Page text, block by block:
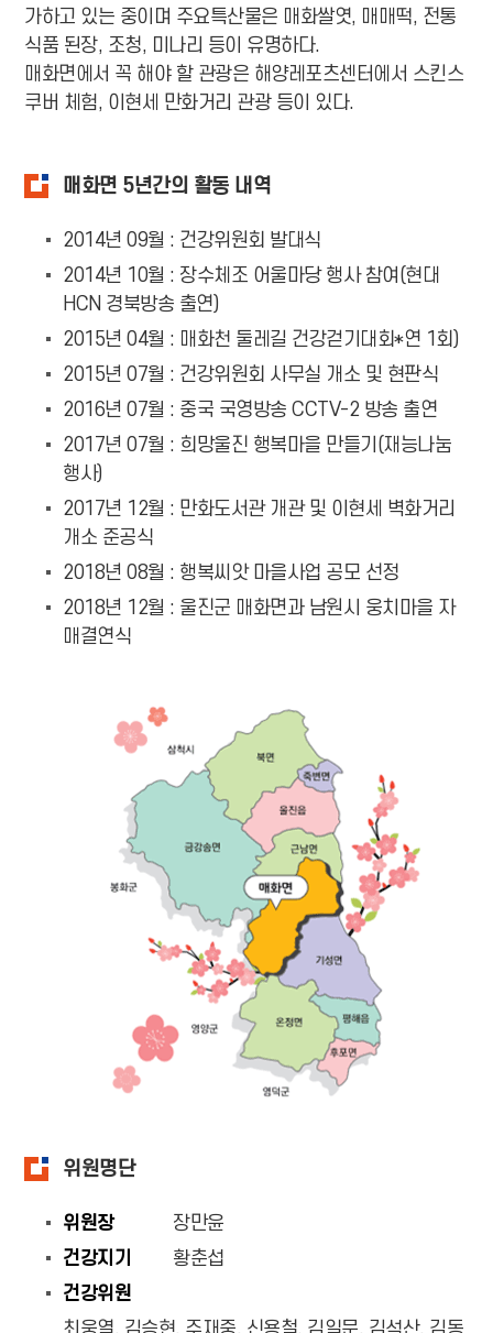
가하고 있는 중이며 주요특산물은 매화쌀엿, 매매떡, 전통
식품 된장, 조청, 미나리 등이 유명하다.
매화면에서 꼭 해야 할 관광은 해양레포츠센터에서 스킨스
쿠버 체험, 이현세 만화거리 관광 등이 있다.
매화면 5년간의 활동 내역
2014년 09월 : 건강위원회 발대식
2014년 10월 : 장수체조 어울마당 행사 참여(현대
HCN 경북방송 출연)
2015년 04월 : 매화천 둘레길 건강걷기대회*연 1회)
2015년 07월 : 건강위원회 사무실 개소 및 현판식
2016년 07월 : 중국 국영방송 CCTV-2 방송 출연
2017년 07월 : 희망울진 행복마을 만들기(재능나눔
행사)
2017년 12월 : 만화도서관 개관 및 이현세 벽화거리
개소 준공식
2018년 08월 : 행복씨앗 마을사업 공모 선정
2018년 12월 : 울진군 매화면과 남원시 웅치마을 자
매결연식
위원명단
위원장
장만윤
건강지기
황춘섭
건강위원